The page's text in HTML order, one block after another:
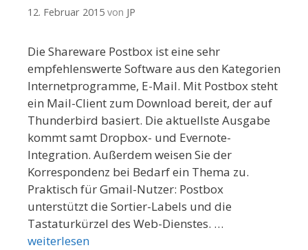
12. Februar 2015 von JP
Die Shareware Postbox ist eine sehr
empfehlenswerte Software aus den Kategorien
Internetprogramme, E-Mail. Mit Postbox steht
ein Mail-Client zum Download bereit, der auf
Thunderbird basiert. Die aktuellste Ausgabe
kommt samt Dropbox- und Evernote-
Integration. Außerdem weisen Sie der
Korrespondenz bei Bedarf ein Thema zu.
Praktisch für Gmail-Nutzer: Postbox
unterstützt die Sortier-Labels und die
Tastaturkürzel des Web-Dienstes. …
weiterlesen